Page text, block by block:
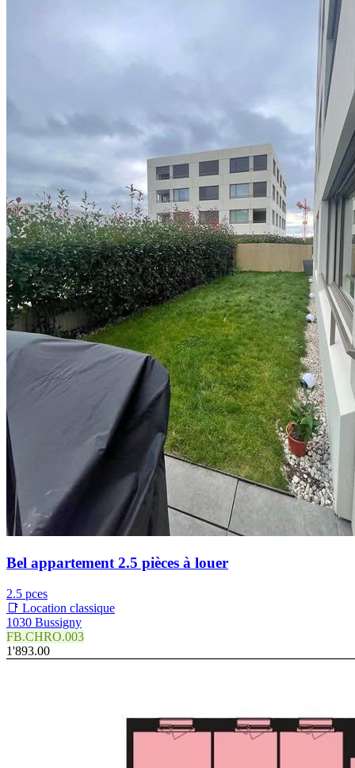
Bel appartement 2.5 pièces à louer
2.5 pces
📑 Location classique
1030 Bussigny
FB.CHRO.003
1'893.00